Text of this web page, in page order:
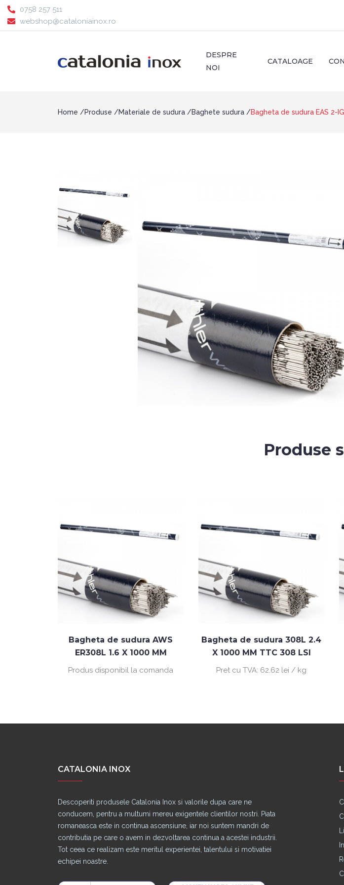
0758 257 511
webshop@cataloniainox.ro
DESPRE
NOI
CATALOAGE
Home Produse Materiale de sudura Baghete sudura Bagheta de sudura EAS 2-
Produse
Bagheta de sudura AWS
ER308L 1.6 X 1000 MM
Produs disponibil la comanda
Bagheta de sudura 308L 2.4
X 1000 MM TTC 308 LSI
Pret cu TVA: 62.62 lei / kg
CATALONIA INOX
Descoperiti produsele Catalonia Inox si valorile dupa care ne
conducem, pentru a multumi mereu exigentele clientilor nostri. Piata
romaneasca este in continua ascensiune, iar noi suntem mandri de
contributia pe care o avem in dezvoltarea continua a acestei industrii.
Tot ceea ce realizam este meritul experientei, talentului si motivatiei
echipei noastre.